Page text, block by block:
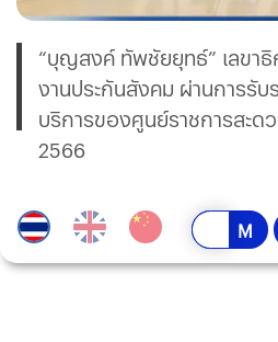
“บุญสงค์ ทัพชัยยุทธ์” เลขาธิ
งานประกันสังคม ผ่านการรับ
บริการของศูนย์ราชการสะด
2566